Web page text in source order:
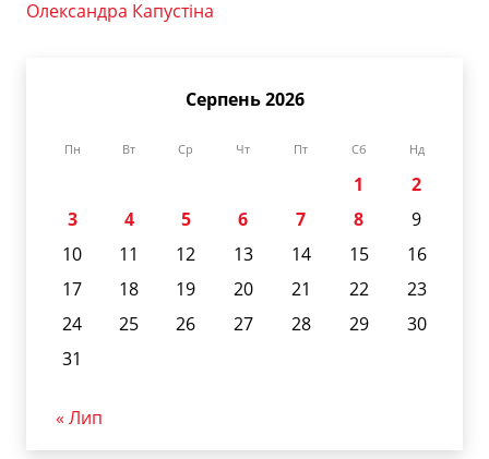
Олександра Капустіна
Серпень 2026
Пн Вт Ср Чт Пт Сб Нд
1
2
3
4 5 6 7 8
9
10
11 12 13 14 15
16
17
18 19 20 21 22
23
24
25 26 27 28 29
30
31
« Лип